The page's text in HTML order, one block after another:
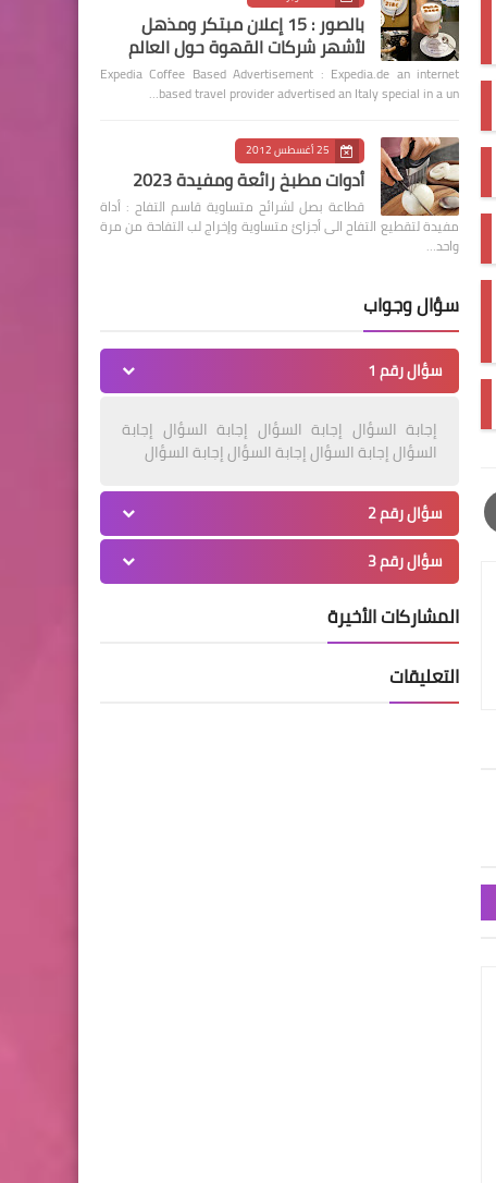
بالصور : 15 إعلان مبتكر ومذهل
لأشهر شركات القهوة حول العالم
Expedia Coffee Based Advertisement : Expedia.de an internet
based travel provider advertised an Italy special in a un…
25 أغسطس 2012
أدوات مطبخ رائعة ومفيدة 2023
قطاعة بصل لشرائح متساوية قاسم التفاح : أداة
مفيدة لتقطيع التفاح الى أجزائ متساوية وإخراج لب التفاحة من مرة
واحد…
سؤال وجواب
سؤال رقم 1
إجابة السؤال إجابة السؤال إجابة السؤال إجابة
السؤال إجابة السؤال إجابة السؤال إجابة السؤال
سؤال رقم 2
سؤال رقم 3
المشاركات الأخيرة
التعليقات